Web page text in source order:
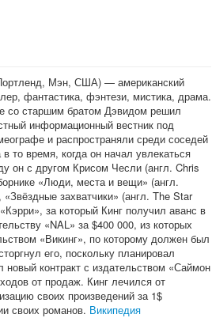
Мэн, США) — американский
фантастика, фэнтези, мистика, драма.
со старшим братом Дэвидом решил
информационный вестник под
и распространяли среди соседей
то время, когда он начал увлекаться
он с другом Крисом Чесли (англ. Chris
«Люди, места и вещи» (англ.
захватчики» (англ. The Star
за который Кинг получил аванс в
«NAL» за $400 000, из которых
«Викинг», по которому должен был
его, поскольку планировал
контракт с издательством «Саймон
от продаж. Кинг лечился от
своих произведений за 1$
своих романов. Википедия